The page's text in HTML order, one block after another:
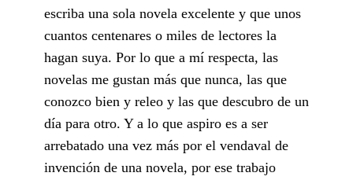
escriba una sola novela excelente y que unos
cuantos centenares o miles de lectores la
hagan suya. Por lo que a mí respecta, las
novelas me gustan más que nunca, las que
conozco bien y releo y las que descubro de un
día para otro. Y a lo que aspiro es a ser
arrebatado una vez más por el vendaval de
invención de una novela, por ese trabajo